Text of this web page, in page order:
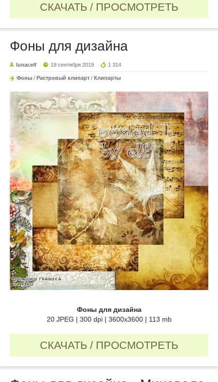
СКАЧАТЬ / ПРОСМОТРЕТЬ
Фоны для дизайна
lunar.elf 19 сентября 2019 1 314
Фоны / Растровый клипарт / Клипарты
Фоны для дизайна
20 JPEG | 300 dpi | 3600х3600 | 113 mb
СКАЧАТЬ / ПРОСМОТРЕТЬ